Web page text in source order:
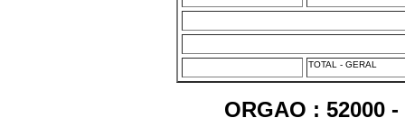
TOTAL - GERAL
ORGAO : 52000